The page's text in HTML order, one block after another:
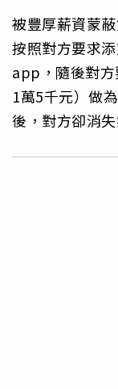
被豐厚薪資蒙
按照對方要求
app，隨後對
1萬5千元）做
後，對方卻消